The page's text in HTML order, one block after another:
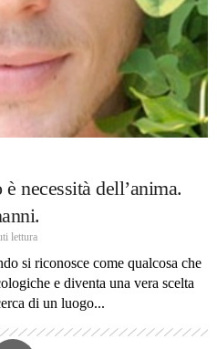
necessità dell’anima.
lettura
si riconosce come qualcosa che
e diventa una vera scelta
di un luogo...